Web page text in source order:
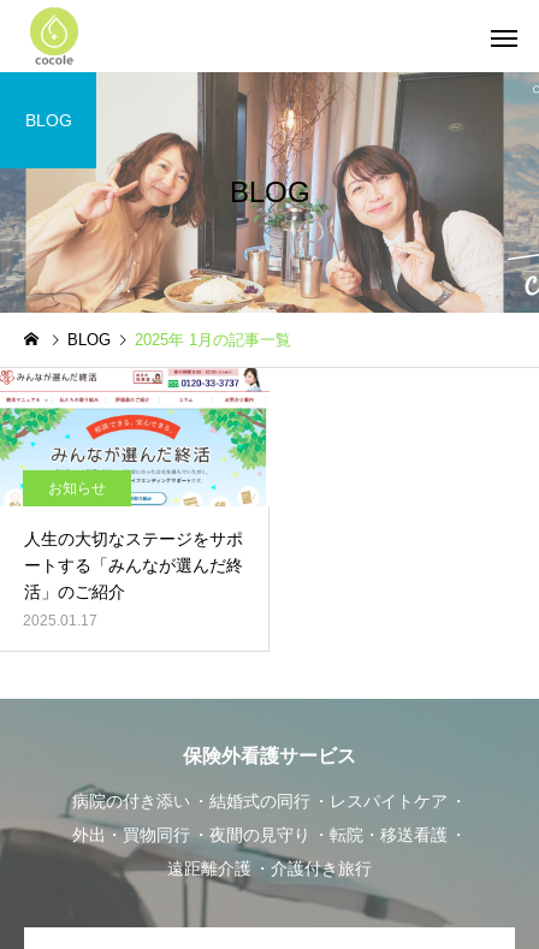
BLOG
BLOG
BLOG 2025年 1月の記事一覧
お知らせ
人生の大切なステージをサポ
ートする「みんなが選んだ終
活」のご紹介
2025.01.17
保険外看護サービス
病院の付き添い 結婚式の同行
レスパイトケア
外出・買物同行
夜間の見守り
転院・移送看護
遠距離介護
介護付き旅行